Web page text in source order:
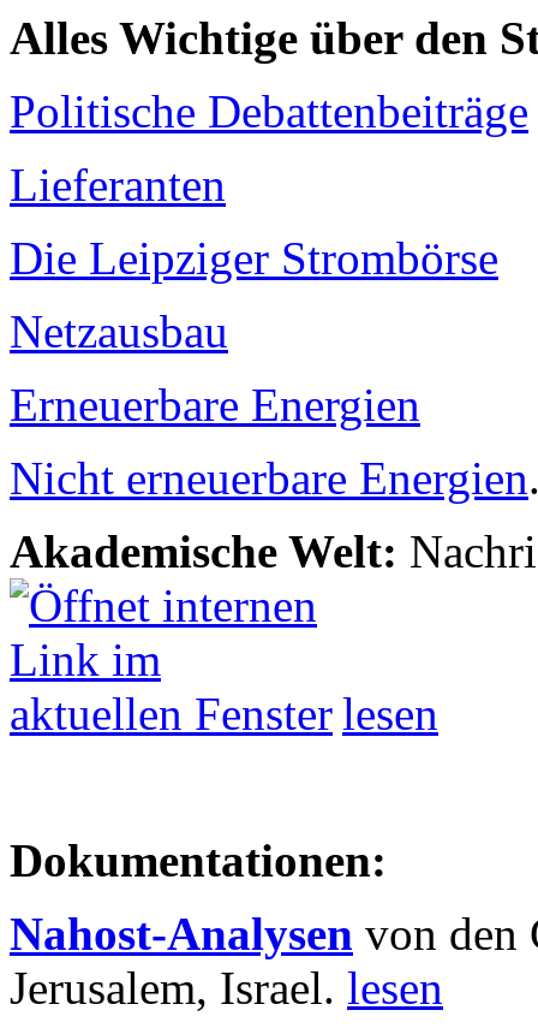
Alles Wichtige über den
Politische Debattenbeiträge
Lieferanten
Die Leipziger Strombörse
Netzausbau
Erneuerbare Energien
Nicht erneuerbare Energien
Akademische Welt:
lesen
Dokumentationen:
Nahost-Analysen von den
Jerusalem, Israel. lesen